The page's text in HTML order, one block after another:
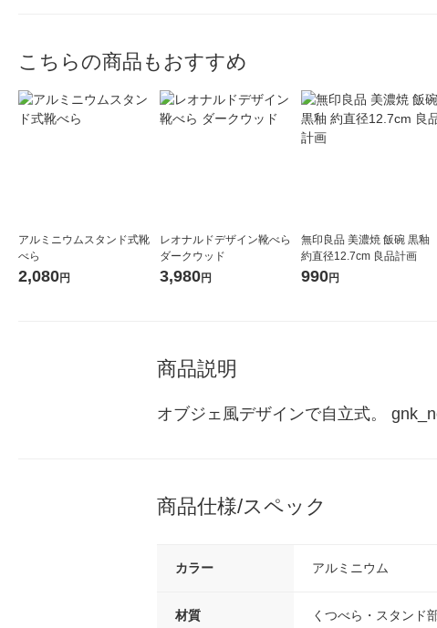
こちらの商品もおすすめ
アルミニウムスタンド式靴
べら
2,080円
レオナルドデザイン靴べら
ダークウッド
3,980円
無印良品 美濃焼 飯碗 黒釉
約直径12.7cm 良品計画
990円
商品説明
オブジェ風デザインで自立式。
商品仕様/スペック
カラー アルミニウム
材質 くつべら・スタンド